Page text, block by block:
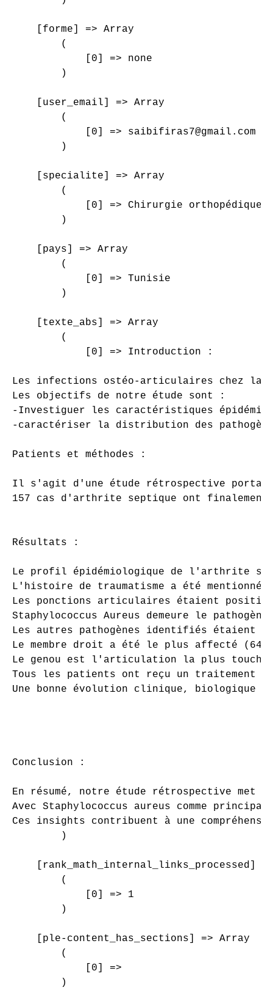
    [forme] => Array
        (
            [0] => none
        )
    [user_email] => Array
        (
            [0] => saibifiras7@gmail.com
        )
    [specialite] => Array
        (
[0] => Chirurgie orthopédique
        )
    [pays] => Array
        (
            [0] => Tunisie
        )
    [texte_abs] => Array
        (
            [0] => Introduction :
Les infections ostéo-articulaires chez la
Les objectifs de notre étude sont :
-Investiguer les caractéristiques
-caractériser la distribution des
Patients et méthodes :
Il s'agit d'une étude rétrospective portant
157 cas d'arthrite septique ont
Résultats :
Le profil épidémiologique de l'arthrite
L'histoire de traumatisme a été mentionnée
Les ponctions articulaires étaient
Staphylococcus Aureus demeure le
Les autres pathogènes identifiés étaient
Le membre droit a été le plus affecté
Le genou est l'articulation la plus
Tous les patients ont reçu un traitement
Une bonne évolution clinique, biologique
Conclusion :
En résumé, notre étude rétrospective
Avec Staphylococcus aureus comme
Ces insights contribuent à une
        )
[rank_math_internal_links_processed]
        (
            [0] => 1
        )
    [ple-content_has_sections] => Array
        (
            [0] =>
        )